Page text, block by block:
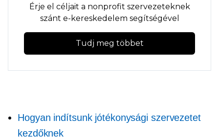
Érje el céljait a nonprofit szervezeteknek
szánt e-kereskedelem segítségével
Tudj meg többet
Hogyan indítsunk jótékonysági szervezetet
kezdőknek